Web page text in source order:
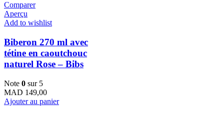
Comparer
Aperçu
Add to wishlist
Biberon 270 ml avec
tétine en caoutchouc
naturel Rose – Bibs
Note 0 sur 5
MAD 149,00
Ajouter au panier